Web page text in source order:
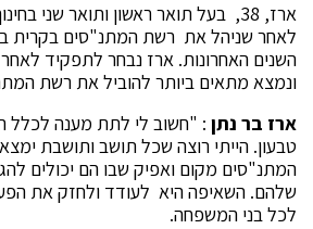
ארז, 38, בעל תואר ראשון ותואר שני
לאחר שניהל את רשת המתנ"סים בקרית
השנים האחרונות. ארז נבחר לתפקיד לאחר
ונמצא מתאים ביותר להוביל את רשת
ארז בר נתן: "חשוב לי לתת מענה לכלל
טבעון. הייתי רוצה שכל תושב ותושבת
המתנ"סים מקום ואפיק שבו הם יכולים
שלהם. השאיפה היא לעודד ולחזק את
לכל בני המשפחה.